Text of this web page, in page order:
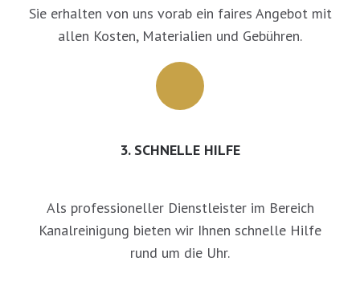
Sie erhalten von uns vorab ein faires Angebot mit
allen Kosten, Materialien und Gebühren.
3. SCHNELLE HILFE
Als professioneller Dienstleister im Bereich
Kanalreinigung bieten wir Ihnen schnelle Hilfe
rund um die Uhr.